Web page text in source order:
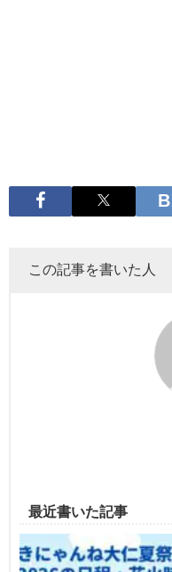
この記事を書いた人
最近書いた記事